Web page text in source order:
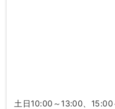
土日10:00～13:00、15:00